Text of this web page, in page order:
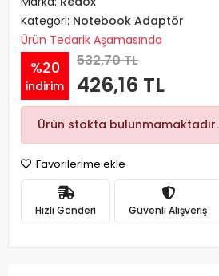
Kategori: Notebook Adaptör
Ürün Tedarik Aşamasında
%20
indirim
532,70 TL
426,16 TL
Ürün stokta bulunmamaktadır.
Favorilerime ekle
Hızlı Gönderi Güvenli Alışveriş